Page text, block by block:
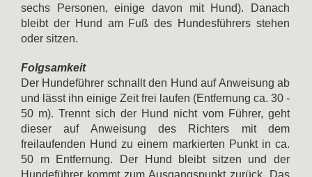
sechs Personen, einige davon mit Hund). Danach
bleibt der Hund am Fuß des Hundesführers stehen
oder sitzen.
Folgsamkeit
Der Hundeführer schnallt den Hund auf Anweisung ab
und lässt ihn einige Zeit frei laufen (Entfernung ca. 30 -
50 m). Trennt sich der Hund nicht vom Führer, geht
dieser auf Anweisung des Richters mit dem
freilaufenden Hund zu einem markierten Punkt in ca.
50 m Entfernung. Der Hund bleibt sitzen und der